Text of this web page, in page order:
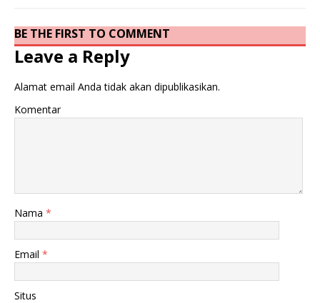
BE THE FIRST TO COMMENT
Leave a Reply
Alamat email Anda tidak akan dipublikasikan.
Komentar
Nama *
Email *
Situs